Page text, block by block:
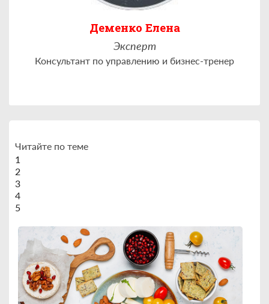
Деменко Елена
Эксперт
Консультант по управлению и бизнес-тренер
Читайте по теме
1
2
3
4
5